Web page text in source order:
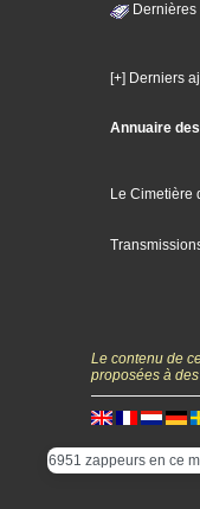
[+] Derniers
Annuaire
Le Cimetière
Le contenu de
proposées à
6951 zappeurs en ce